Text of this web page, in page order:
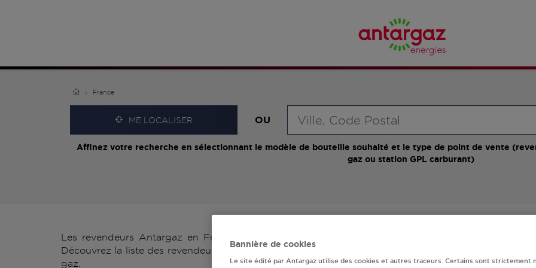
France
ME LOCALISER OU
Affinez votre recherche en sélectionnant le modèle de bouteille souhaité et le type de point de vente
gaz ou station GPL carburant)
Les revendeurs Antargaz en France vous proposent plus de 700 stations-services ainsi que
Découvrez la liste des revendeurs Antargaz en France, l'adresse, le numéro de téléphone de votre
gaz.
Bannière de cookies
Le site édité par Antargaz utilise des cookies et autres traceurs. Certains sont strictement